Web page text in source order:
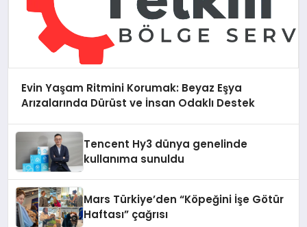
Evin Yaşam Ritmini Korumak: Beyaz Eşya
Arızalarında Dürüst ve İnsan Odaklı Destek
Tencent Hy3 dünya genelinde
kullanıma sunuldu
Mars Türkiye’den “Köpeğini İşe Götür
Haftası” çağrısı